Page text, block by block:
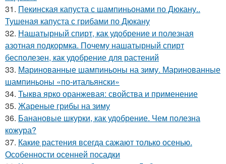
31. Пекинская капуста с шампиньонами по Дюкану..
Тушеная капуста с грибами по Дюкану
32. Нашатырный спирт, как удобрение и полезная
азотная подкормка. Почему нашатырный спирт
бесполезен, как удобрение для растений
33. Маринованные шампиньоны на зиму. Маринованные
шампиньоны «по-итальянски»
34. Тыква ярко оранжевая: свойства и применение
35. Жареные грибы на зиму
36. Банановые шкурки, как удобрение. Чем полезна
кожура?
37. Какие растения всегда сажают только осенью.
Особенности осенней посадки